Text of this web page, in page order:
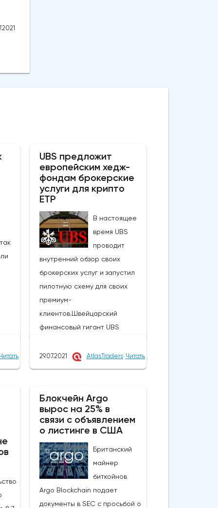
Читать
UBS предложит
европейским хедж-
фондам брокерские
услуги для крипто
ETP
В настоящее
время UBS
проводит
внутренний обзор своих
брокерских услуг и запустил
пилотную схему для своих
премиум-
клиентов.Швейцарский
финансовый гигант UBS
криптоиндустрии. Отчеты
свидетельствуют о том, что
служба начала предлагать
клиринговые и расчетные
продукты, торгуемые на
криптовалютной бирже (ETP),
ограниченному числу
клиентов.Два человека,
знакомые с этим вопросом,
также добавили, что UBS уже
использует пилотную схему. В
29.07.2021 AtlasTraders Читать
Блокчейн Argo
вырос на 25% в
связи с объявлением
о листинге в США
Британский
майнер
биткойнов
Argo Blockchain подает
документы в SEC с просьбой о